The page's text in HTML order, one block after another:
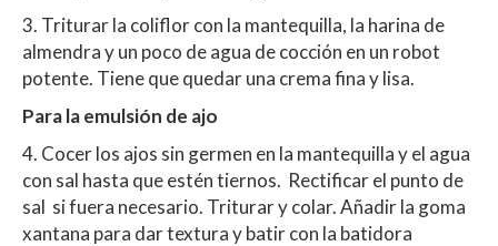
3. Triturar la coliflor con la mantequilla, la harina de
almendra y un poco de agua de cocción en un robot
potente. Tiene que quedar una crema fina y lisa.
Para la emulsión de ajo
4. Cocer los ajos sin germen en la mantequilla y el agua
con sal hasta que estén tiernos. Rectificar el punto de
sal si fuera necesario. Triturar y colar. Añadir la goma
xantana para dar textura y batir con la batidora